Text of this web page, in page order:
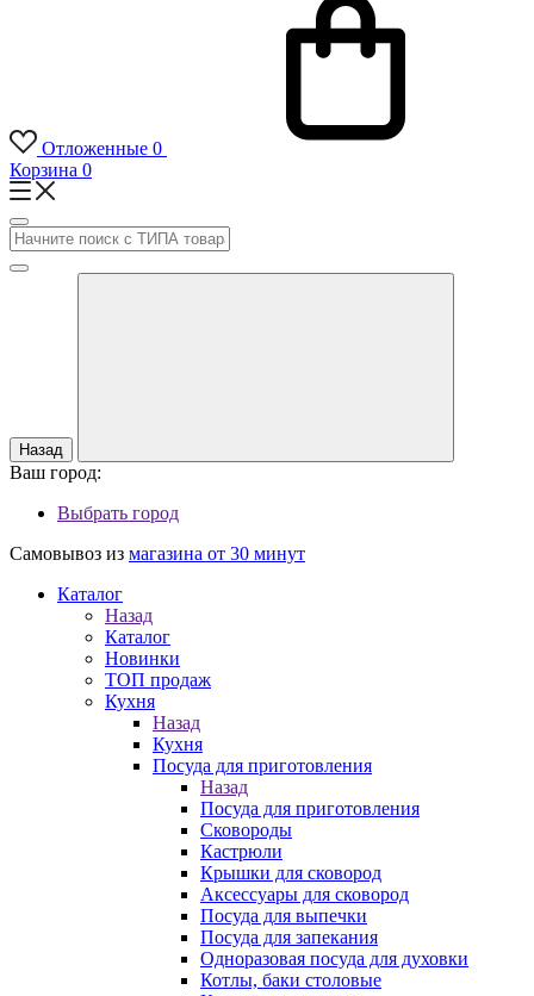
Отложенные 0
Корзина 0
Назад
Ваш город:
Выбрать город
Самовывоз из магазина от 30 минут
Каталог
Назад
Каталог
Новинки
ТОП продаж
Кухня
Назад
Кухня
Посуда для приготовления
Назад
Посуда для приготовления
Сковороды
Кастрюли
Крышки для сковород
Аксессуары для сковород
Посуда для выпечки
Посуда для запекания
Одноразовая посуда для духовки
Котлы, баки столовые